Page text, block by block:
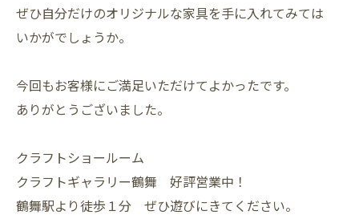
ぜひ自分だけのオリジナルな家具を手に入れてみては
いかがでしょうか。
今回もお客様にご満足いただけてよかったです。
ありがとうございました。
クラフトショールーム
クラフトギャラリー鶴舞 好評営業中！
鶴舞駅より徒歩１分 ぜひ遊びにきてください。